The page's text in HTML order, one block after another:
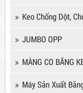
Keo Chống Dột,
JUMBO OPP
MÀNG CO BĂNG
Máy Sản Xuất
Keo Chống Dột,
Mã sản phẩm: